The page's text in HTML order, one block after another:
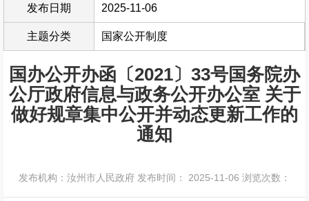
发布日期 2025-11-06
主题分类 国家公开制度
国办公开办函〔2021〕33号国务院办
公厅政府信息与政务公开办公室 关于
做好规章集中公开并动态更新工作的
通知
发布机构：汝州市人民政府 发布时间： 2025-11-06 浏览次数：